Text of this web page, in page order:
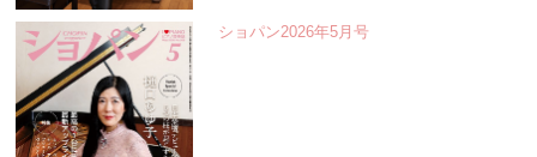
ショパン2026年5月号